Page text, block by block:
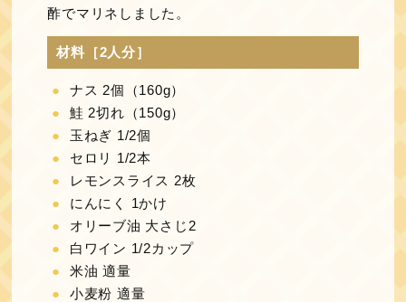
酢でマリネしました。
材料［2人分］
ナス 2個（160g）
鮭 2切れ（150g）
玉ねぎ 1/2個
セロリ 1/2本
レモンスライス 2枚
にんにく 1かけ
オリーブ油 大さじ2
白ワイン 1/2カップ
米油 適量
小麦粉 適量